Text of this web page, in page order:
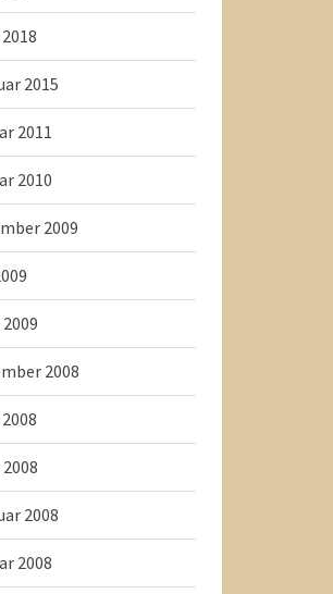
2015
2011
2010
2009
2008
2008
2008